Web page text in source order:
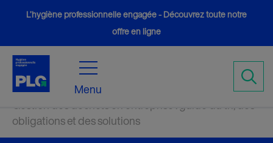
L’hygiène professionnelle engagée - Découvrez toute notre
offre en ligne
Menu
Accueil Conseils
Gestion des déchets en entreprise : guide du tri, des
obligations et des solutions